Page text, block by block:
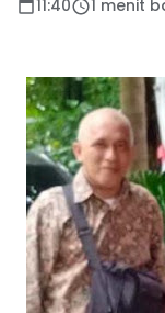
11:40 1 menit